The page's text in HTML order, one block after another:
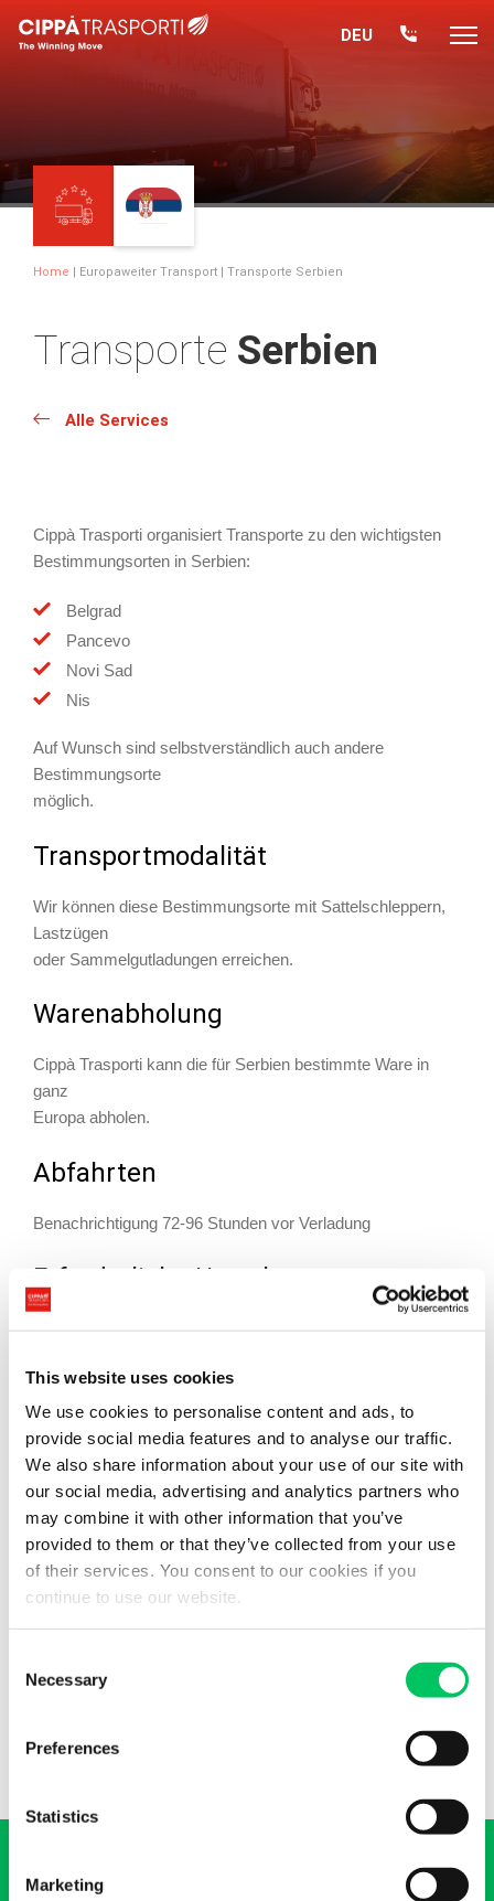
This website uses cookies
We use cookies to personalise content and ads, to
provide social media features and to analyse our traffic.
We also share information about your use of our site with
our social media, advertising and analytics partners who
may combine it with other information that you’ve
provided to them or that they’ve collected from your use
of their services. You consent to our cookies if you
continue to use our website.
Selection
Necessary
Preferences
Statistics
Marketing
DEU
Home | Europaweiter Transport | Transporte Serbien
Transporte Serbien
Alle Services
Cippà Trasporti organisiert Transporte zu den wichtigsten
Bestimmungsorten in Serbien:
Belgrad
Pancevo
Novi Sad
Nis
Auf Wunsch sind selbstverständlich auch andere
Bestimmungsorte
möglich.
Transportmodalität
Wir können diese Bestimmungsorte mit Sattelschleppern,
Lastzügen
oder Sammelgutladungen erreichen.
Warenabholung
Cippà Trasporti kann die für Serbien bestimmte Ware in
ganz
Europa abholen.
Abfahrten
Benachrichtigung 72-96 Stunden vor Verladung
Erforderliche Unterlagen
Je nach den Transportspezifikationen und dem
werden die eventuell erforderlichen Dokumente angegeben.
Zustellung am Bestimmungsort
Voraussichtlich
Leistungen
Komplettladung, Teilladung, Sammelgutladung,
Verzollung,